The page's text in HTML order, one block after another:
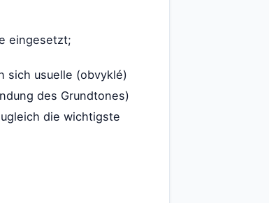
eingesetzt;
sich usuelle (obvyklé)
des Grundtones)
die wichtigste